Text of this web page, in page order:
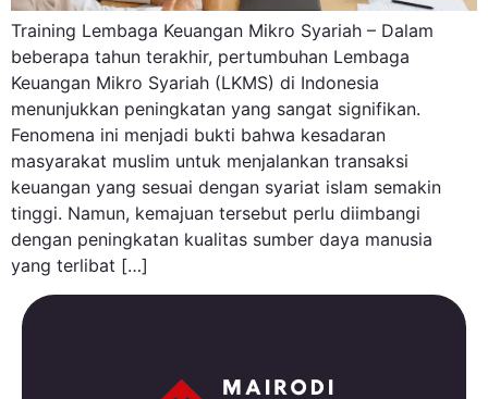
Training Lembaga Keuangan Mikro Syariah – Dalam
beberapa tahun terakhir, pertumbuhan Lembaga
Keuangan Mikro Syariah (LKMS) di Indonesia
menunjukkan peningkatan yang sangat signifikan.
Fenomena ini menjadi bukti bahwa kesadaran
masyarakat muslim untuk menjalankan transaksi
keuangan yang sesuai dengan syariat islam semakin
tinggi. Namun, kemajuan tersebut perlu diimbangi
dengan peningkatan kualitas sumber daya manusia
yang terlibat […]